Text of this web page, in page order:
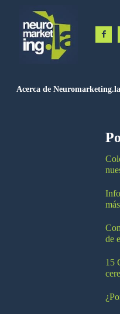
Acerca de Neuromarketing.la
de
15